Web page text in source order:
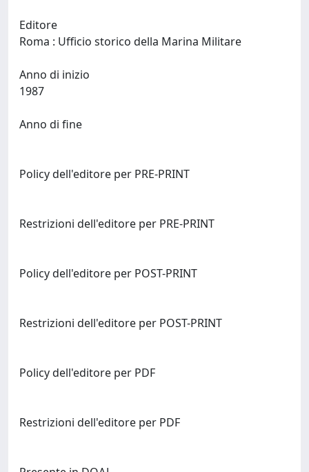
Editore
Anno di inizio
Anno di fine
Policy dell'editore per PRE-PRINT
Restrizioni dell'editore per PRE-PRINT
Policy dell'editore per POST-PRINT
Restrizioni dell'editore per POST-PRINT
Policy dell'editore per PDF
Restrizioni dell'editore per PDF